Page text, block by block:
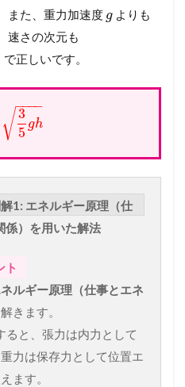
また、重力加速度 g よりも
速さの次元も
で正しいです。
3
5
gh
− −
−−
√
1: エネルギー原理（仕
係）を用いた解法
ト
ルギー原理（仕事とエネ
きます。
ると、張力は内力として
力は保存力として位置エ
ます。